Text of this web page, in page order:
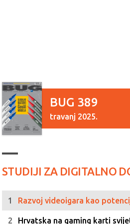
BUG 389
travanj 2025.
STUDIJI ZA DIGITALNO
Razvoj videoigara kao
Hrvatska na gaming karti